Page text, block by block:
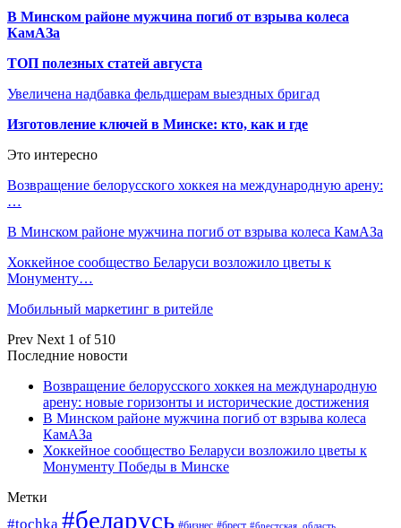
В Минском районе мужчина погиб от взрыва колеса
КамАЗа
ТОП полезных статей августа
Увеличена надбавка фельдшерам выездных бригад
Изготовление ключей в Минске: кто, как и где
Это интересно
Возвращение белорусского хоккея на международную арену:
…
В Минском районе мужчина погиб от взрыва колеса КамАЗа
Хоккейное сообщество Беларуси возложило цветы к
Монументу…
Мобильный маркетинг в ритейле
Prev Next 1 of 510
Последние новости
Возвращение белорусского хоккея на международную
арену: новые горизонты и исторические достижения
В Минском районе мужчина погиб от взрыва колеса
КамАЗа
Хоккейное сообщество Беларуси возложило цветы к
Монументу Победы в Минске
Метки
#tochka #беларусь #брестская_область